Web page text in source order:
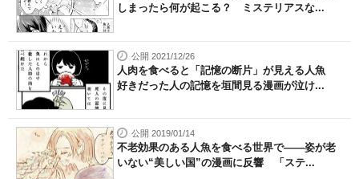
しまったら何が起こる？ ミステリアスな...
公開 2021/12/26
人肉を食べると「記憶の断片」が見える人魚
好きだった人の記憶を垣間見る漫画が泣け...
公開 2019/01/14
不老効果のある人魚を食べる世界で――姿が老
いない“美しい国”の漫画に反響 「ステ...